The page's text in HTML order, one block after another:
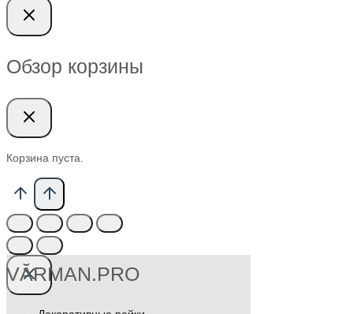
Обзор корзины
Корзина пуста.
VӐRMAN.PRO